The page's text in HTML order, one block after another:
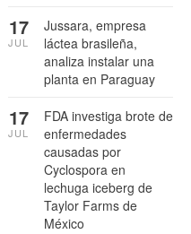
Jussara, empresa
láctea brasileña,
analiza instalar una
planta en Paraguay
17
JUL
FDA investiga brote de
enfermedades
causadas por
Cyclospora en
lechuga iceberg de
Taylor Farms de
México
17
JUL